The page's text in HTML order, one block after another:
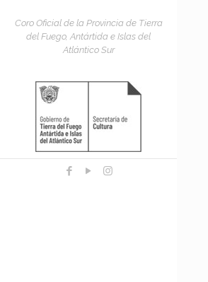
Coro Oficial de la Provincia de Tierra
del Fuego, Antártida e Islas del
Atlántico Sur